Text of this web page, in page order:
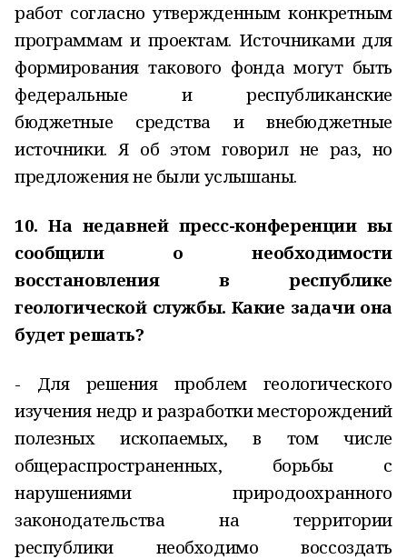
работ согласно утвержденным конкретным
программам и проектам. Источниками для
формирования такового фонда могут быть
федеральные и республиканские
бюджетные средства и внебюджетные
источники. Я об этом говорил не раз, но
предложения не были услышаны.
10. На недавней пресс-конференции вы
сообщили о необходимости
восстановления в республике
геологической службы. Какие задачи она
будет решать?
- Для решения проблем геологического
изучения недр и разработки месторождений
полезных ископаемых, в том числе
общераспространенных, борьбы с
нарушениями природоохранного
законодательства на территории
республики необходимо воссоздать